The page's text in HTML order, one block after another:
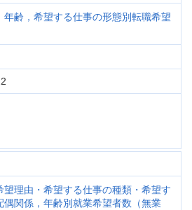
年齢，希望する仕事の形態別転職希望
理由・希望する仕事の種類・希望す
偶関係，年齢別就業希望者数（無業